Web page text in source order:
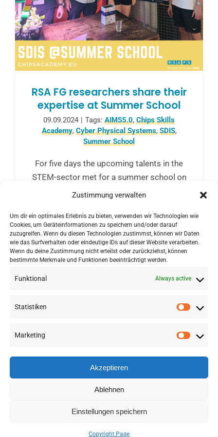
Zustimmung verwalten
Um dir ein optimales Erlebnis zu bieten, verwenden wir Technologien wie
Cookies, um Geräteinformationen zu speichern und/oder darauf
zuzugreifen. Wenn du diesen Technologien zustimmst, können wir Daten
wie das Surfverhalten oder eindeutige IDs auf dieser Website verarbeiten.
Wenn du deine Zustimmung nicht erteilst oder zurückziehst, können
bestimmte Merkmale und Funktionen beeinträchtigt werden.
Funktional Always active
Statistiken
Marketing
Akzeptieren
Ablehnen
Einstellungen speichern
Copyright Page
RSA FG researchers share their
expertise at Summer School
09.09.2024 | Tags: AIMS5.0, Chips Skills
Academy, Cyber Physical Systems, SDIS,
Summer School
For five days the upcoming talents in the
STEM-sector met for a summer school on
microelectronics in Italy. Chief scientific
Yasin Ghafourian gave them an insight into
their work.
©2026 RSA FG | Presse|AGB|